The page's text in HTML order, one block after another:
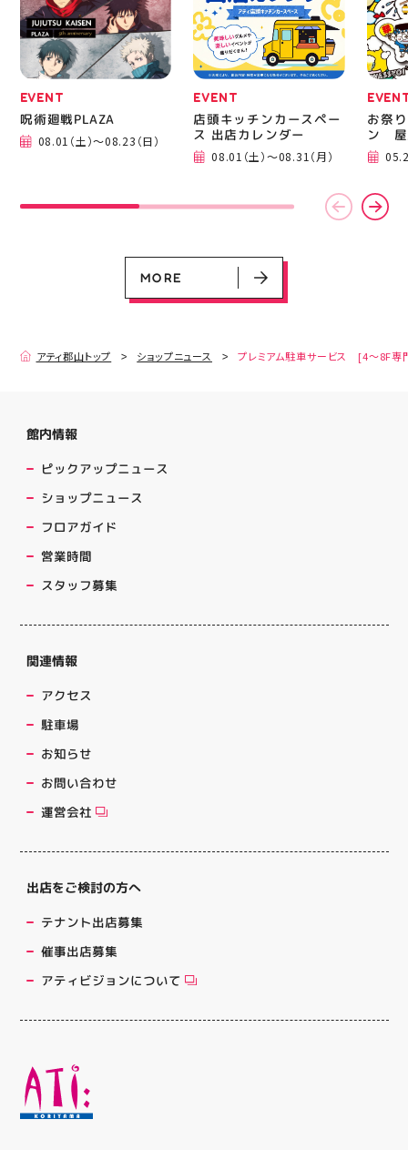
呪術廻戦PLAZA
店頭キッチンカースペース 出店カ
お祭りBBQビアガーデン 屋上で好
ヨドバシカメラ 平日限定1時間駐
プレミアム駐車サービス [4～8F
MORE
EVENT
呪術廻戦PLAZA
08.01（土）～08.23（日）
EVENT
店頭キッチンカースペー
ス 出店カレンダー
08.01（土）～08.31（月）
お祭
ン 屋
MORE
アティ郡山トップ ショップニュース プレミアム駐車サービス [4～8F専
館内情報
ピックアップニュース
ショップニュース
フロアガイド
営業時間
スタッフ募集
関連情報
アクセス
駐車場
お知らせ
お問い合わせ
運営会社
出店をご検討の方へ
テナント出店募集
催事出店募集
アティビジョンについて